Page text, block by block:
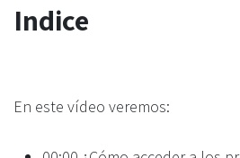
Indice
En este vídeo veremos: